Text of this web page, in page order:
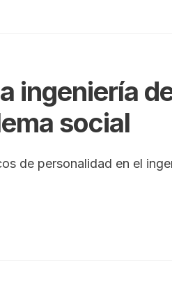
ingeniería
social
de personalidad en el